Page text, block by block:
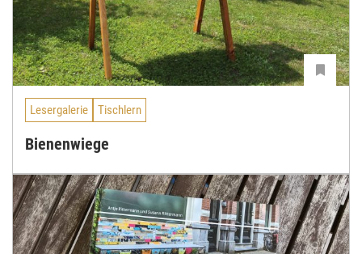
Lesergalerie Tischlern
Bienenwiege